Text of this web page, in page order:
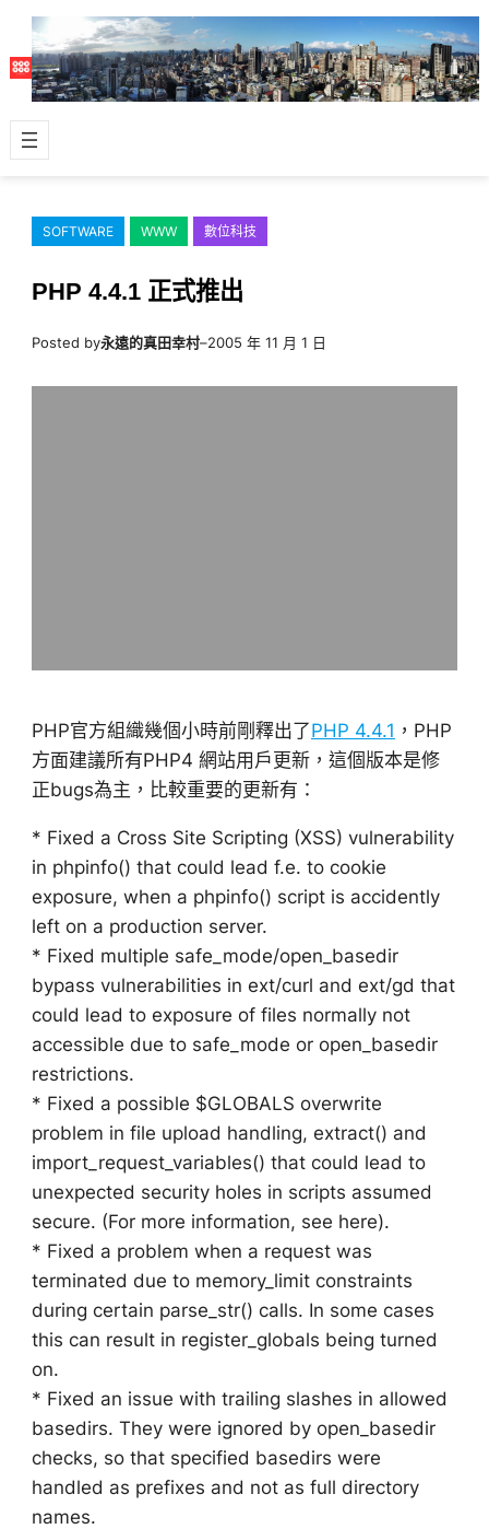
主
容
SOFTWARE WWW 數位科技
PHP 4.4.1 正式推出
Posted by永遠的真田幸村–2005 年 11 月 1 日
PHP官方組織幾個小時前剛釋出了PHP 4.4.1 ，PHP
方面建議所有PHP4 網站用戶更新，這個版本是修
正bugs為主，比較重要的更新有：
* Fixed a Cross Site Scripting (XSS) vulnerability
in phpinfo() that could lead f.e. to cookie
exposure, when a phpinfo() script is accidently
left on a production server.
* Fixed multiple safe_mode/open_basedir
bypass vulnerabilities in ext/curl and ext/gd that
could lead to exposure of files normally not
accessible due to safe_mode or open_basedir
restrictions.
* Fixed a possible $GLOBALS overwrite
problem in file upload handling, extract() and
import_request_variables() that could lead to
unexpected security holes in scripts assumed
secure. (For more information, see here).
* Fixed a problem when a request was
terminated due to memory_limit constraints
during certain parse_str() calls. In some cases
this can result in register_globals being turned
on.
* Fixed an issue with trailing slashes in allowed
basedirs. They were ignored by open_basedir
checks, so that specified basedirs were
handled as prefixes and not as full directory
names.